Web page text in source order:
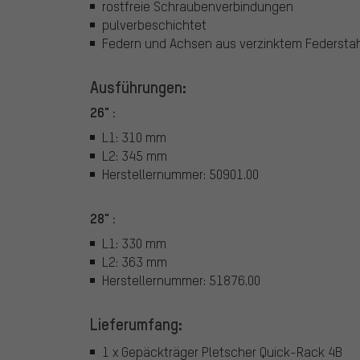
rostfreie Schraubenverbindungen
pulverbeschichtet
Federn und Achsen aus verzinktem
Ausführungen:
26" :
L1: 310 mm
L2: 345 mm
Herstellernummer: 50901.00
28" :
L1: 330 mm
L2: 363 mm
Herstellernummer: 51876.00
Lieferumfang:
1 x Gepäckträger Pletscher Quick-Rack 4B